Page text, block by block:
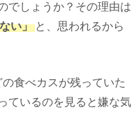
でしょうか？その理由は
い」 と、思われるから
食べカスが残っていた
ているのを見ると嫌な気